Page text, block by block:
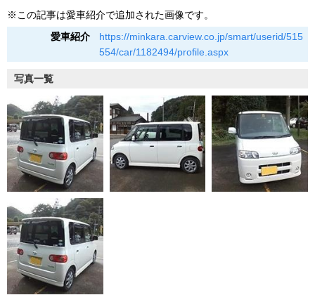
※この記事は愛車紹介で追加された画像です。
愛車紹介
https://minkara.carview.co.jp/smart/userid/515
554/car/1182494/profile.aspx
写真一覧